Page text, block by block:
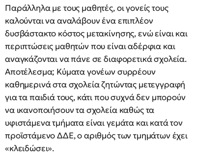
Παράλληλα με τους μαθητές, οι γονείς τους
καλούνται να αναλάβουν ένα επιπλέον
δυσβάστακτο κόστος μετακίνησης, ενώ είναι και
περιπτώσεις μαθητών που είναι αδέρφια και
αναγκάζονται να πάνε σε διαφορετικά σχολεία.
Αποτέλεσμα; Κύματα γονέων συρρέουν
καθημερινά στα σχολεία ζητώντας μετεγγραφή
για τα παιδιά τους, κάτι που συχνά δεν μπορούν
να ικανοποιήσουν τα σχολεία καθώς τα
υφιστάμενα τμήματα είναι γεμάτα και κατά τον
προϊστάμενο ΔΔΕ, ο αριθμός των τμημάτων έχει
«κλειδώσει».